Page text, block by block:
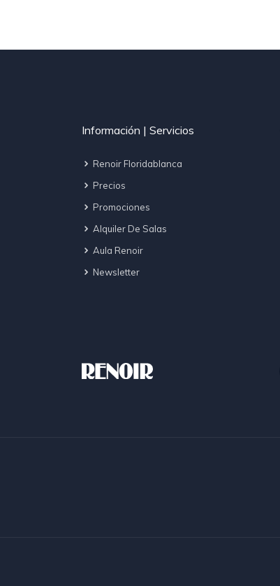
Información | Servicios
Renoir Floridablanca
Precios
Promociones
Alquiler De Salas
Aula Renoir
Newsletter